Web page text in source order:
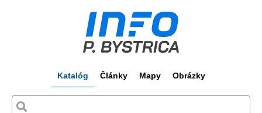
Katalóg Články Mapy Obrázky